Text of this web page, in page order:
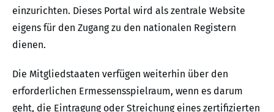
einzurichten. Dieses Portal wird als zentrale Website
eigens für den Zugang zu den nationalen Registern
dienen.
Die Mitgliedstaaten verfügen weiterhin über den
erforderlichen Ermessensspielraum, wenn es darum
geht, die Eintragung oder Streichung eines zertifizierten